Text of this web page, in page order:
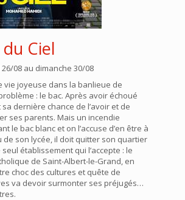
Ciel
08 au dimanche 30/08
vie joyeuse dans la banlieue de
: le bac. Après avoir échoué
sa dernière chance de l’avoir et de
ses parents. Mais un incendie
le bac blanc et on l’accuse d’en être à
de son lycée, il doit quitter son quartier
établissement qui l’accepte : le
de Saint-Albert-le-Grand, en
choc des cultures et quête de
va devoir surmonter ses préjugés…